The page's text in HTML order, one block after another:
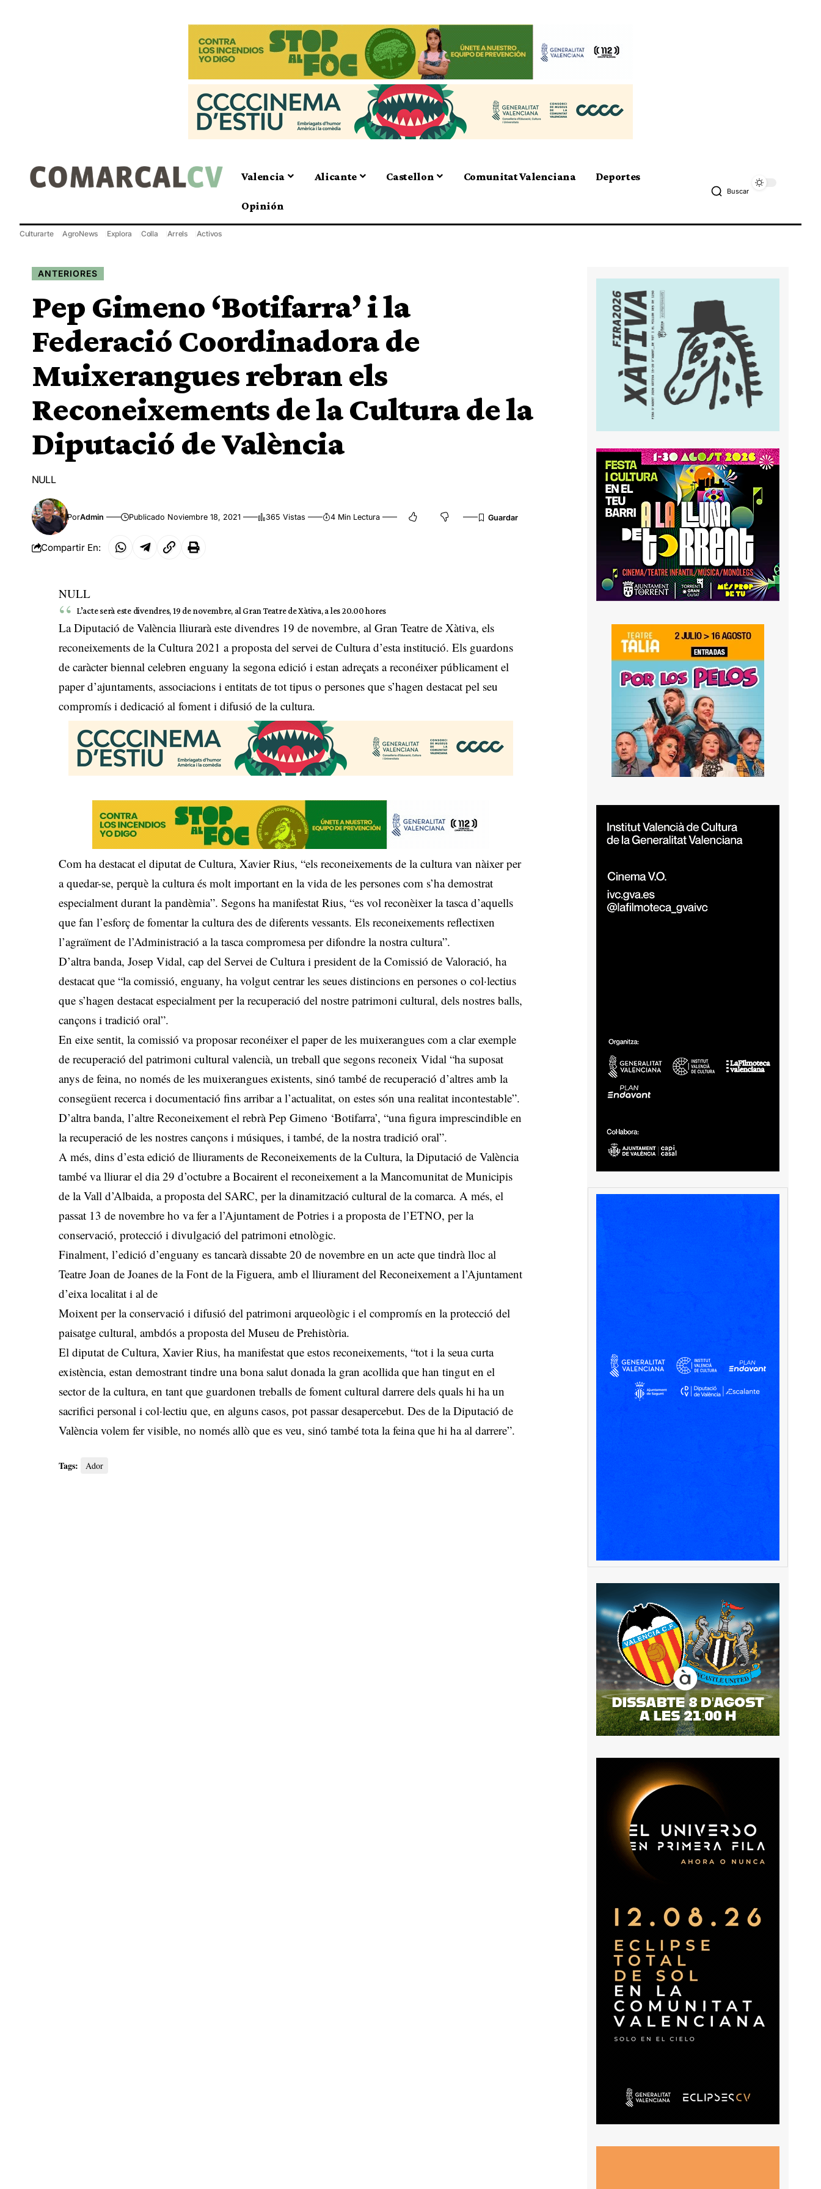
Valencia Alicante Castellon Comunitat Valenciana Deportes
Opinión
Buscar
Culturarte AgroNews Explora Colla Arrels Activos
ANTERIORES
Pep Gimeno ‘Botifarra’ i la
Federació Coordinadora de
Muixerangues rebran els
Reconeixements de la Cultura de la
Diputació de València
NULL
PorAdmin Publicado Noviembre 18, 2021 365 Vistas 4 Min Lectura
Compartir En:
NULL
L’acte serà este divendres, 19 de novembre, al Gran Teatre de Xàtiva, a les 20.00 hores
La Diputació de València lliurarà este divendres 19 de novembre, al Gran Teatre de Xàtiva, els
reconeixements de la Cultura 2021 a proposta del servei de Cultura d’esta institució. Els guardons
de caràcter biennal celebren enguany la segona edició i estan adreçats a reconéixer públicament el
paper d’ajuntaments, associacions i entitats de tot tipus o persones que s’hagen destacat pel seu
compromís i dedicació al foment i difusió de la cultura.
Com ha destacat el diputat de Cultura, Xavier Rius, “els reconeixements de la cultura van nàixer per
a quedar-se, perquè la cultura és molt important en la vida de les persones com s’ha demostrat
especialment durant la pandèmia”. Segons ha manifestat Rius, “es vol reconèixer la tasca d’aquells
que fan l’esforç de fomentar la cultura des de diferents vessants. Els reconeixements reflectixen
l’agraïment de l’Administració a la tasca compromesa per difondre la nostra cultura”.
D’altra banda, Josep Vidal, cap del Servei de Cultura i president de la Comissió de Valoració, ha
destacat que “la comissió, enguany, ha volgut centrar les seues distincions en persones o col·lectius
que s’hagen destacat especialment per la recuperació del nostre patrimoni cultural, dels nostres balls,
cançons i tradició oral”.
En eixe sentit, la comissió va proposar reconéixer el paper de les muixerangues com a clar exemple
de recuperació del patrimoni cultural valencià, un treball que segons reconeix Vidal “ha suposat
anys de feina, no només de les muixerangues existents, sinó també de recuperació d’altres amb la
consegüent recerca i documentació fins arribar a l’actualitat, on estes són una realitat incontestable”.
D’altra banda, l’altre Reconeixement el rebrà Pep Gimeno ‘Botifarra’, “una figura imprescindible en
la recuperació de les nostres cançons i músiques, i també, de la nostra tradició oral”.
A més, dins d’esta edició de lliuraments de Reconeixements de la Cultura, la Diputació de València
també va lliurar el dia 29 d’octubre a Bocairent el reconeixement a la Mancomunitat de Municipis
de la Vall d’Albaida, a proposta del SARC, per la dinamització cultural de la comarca. A més, el
passat 13 de novembre ho va fer a l’Ajuntament de Potries i a proposta de l’ETNO, per la
conservació, protecció i divulgació del patrimoni etnològic.
Finalment, l’edició d’enguany es tancarà dissabte 20 de novembre en un acte que tindrà lloc al
Teatre Joan de Joanes de la Font de la Figuera, amb el lliurament del Reconeixement a l’Ajuntament
d’eixa localitat i al de
Moixent per la conservació i difusió del patrimoni arqueològic i el compromís en la protecció del
paisatge cultural, ambdós a proposta del Museu de Prehistòria.
El diputat de Cultura, Xavier Rius, ha manifestat que estos reconeixements, “tot i la seua curta
existència, estan demostrant tindre una bona salut donada la gran acollida que han tingut en el
sector de la cultura, en tant que guardonen treballs de foment cultural darrere dels quals hi ha un
sacrifici personal i col·lectiu que, en alguns casos, pot passar desapercebut. Des de la Diputació de
València volem fer visible, no només allò que es veu, sinó també tota la feina que hi ha al darrere”.
Tags: Ador